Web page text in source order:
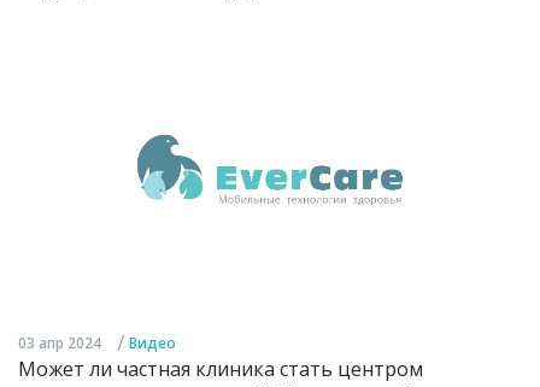
03 апр 2024 / Видео
Может ли частная клиника стать центром